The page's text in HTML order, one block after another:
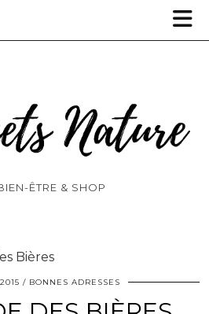
ÊTRE & SHOP
Bières
BONNES ADRESSES